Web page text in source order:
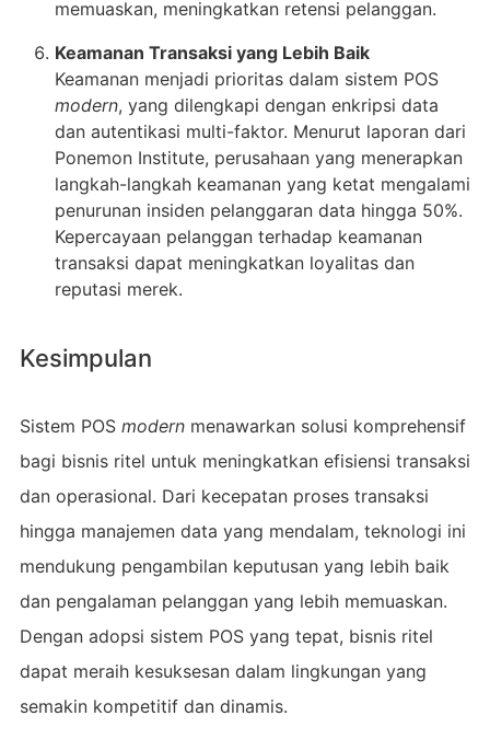
memuaskan, meningkatkan retensi pelanggan.
Keamanan Transaksi yang Lebih Baik
Keamanan menjadi prioritas dalam sistem POS
modern, yang dilengkapi dengan enkripsi data
dan autentikasi multi-faktor. Menurut laporan dari
Ponemon Institute, perusahaan yang menerapkan
langkah-langkah keamanan yang ketat mengalami
penurunan insiden pelanggaran data hingga 50%.
Kepercayaan pelanggan terhadap keamanan
transaksi dapat meningkatkan loyalitas dan
reputasi merek.
Kesimpulan
Sistem POS modern menawarkan solusi komprehensif
bagi bisnis ritel untuk meningkatkan efisiensi transaksi
dan operasional. Dari kecepatan proses transaksi
hingga manajemen data yang mendalam, teknologi ini
mendukung pengambilan keputusan yang lebih baik
dan pengalaman pelanggan yang lebih memuaskan.
Dengan adopsi sistem POS yang tepat, bisnis ritel
dapat meraih kesuksesan dalam lingkungan yang
semakin kompetitif dan dinamis.